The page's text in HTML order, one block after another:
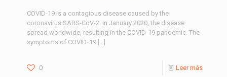
COVID-19 is a contagious disease caused by the
coronavirus SARS-CoV-2. In January 2020, the disease
spread worldwide, resulting in the COVID-19 pandemic. The
symptoms of COVID‑19
0 Leer más